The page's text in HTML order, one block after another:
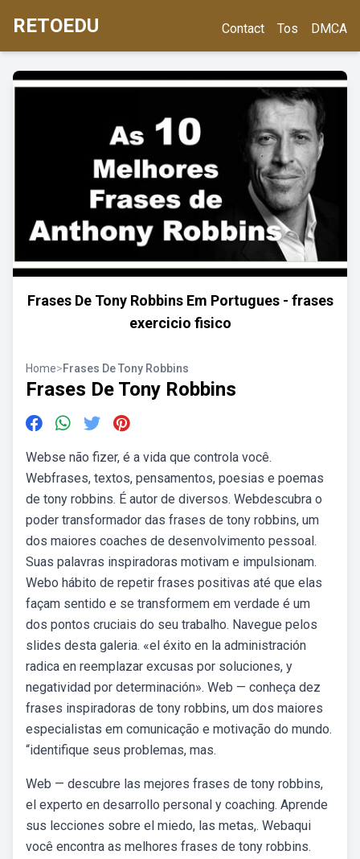
RETOEDU Contact Tos DMCA
Frases De Tony Robbins Em Portugues - frases
exercicio fisico
Home>Frases De Tony Robbins
Frases De Tony Robbins
Webse não fizer, é a vida que controla você.
Webfrases, textos, pensamentos, poesias e poemas
de tony robbins. É autor de diversos. Webdescubra o
poder transformador das frases de tony robbins, um
dos maiores coaches de desenvolvimento pessoal.
Suas palavras inspiradoras motivam e impulsionam.
Webo hábito de repetir frases positivas até que elas
façam sentido e se transformem em verdade é um
dos pontos cruciais do seu trabalho. Navegue pelos
slides desta galeria. «el éxito en la administración
radica en reemplazar excusas por soluciones, y
negatividad por determinación». Web — conheça dez
frases inspiradoras de tony robbins, um dos maiores
especialistas em comunicação e motivação do mundo.
“identifique seus problemas, mas.
Web — descubre las mejores frases de tony robbins,
el experto en desarrollo personal y coaching. Aprende
sus lecciones sobre el miedo, las metas,. Webaqui
você encontra as melhores frases de tony robbins.